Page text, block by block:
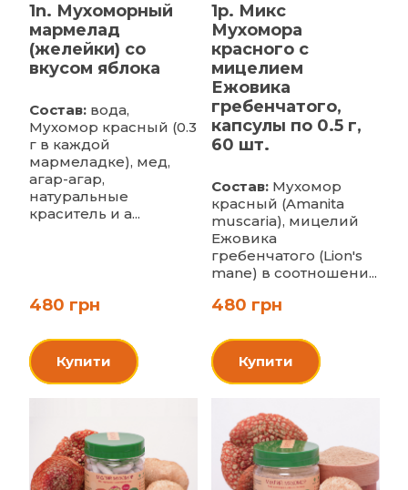
1n. Мухоморный
мармелад
(желейки) со
вкусом яблока
Состав:вода,
Мухомор красный (0.3
г в каждой
мармеладке), мед,
агар-агар,
натуральные
краситель и а...
480 грн
Купити
1p. Микс
Мухомора
красного с
мицелием
Ежовика
гребенчатого,
капсулы по 0.5 г,
60 шт.
Состав:Мухомор
красный (Amanita
muscaria), мицелий
Ежовика
гребенчатого (Lion's
mane) в соотношени...
480 грн
Купити